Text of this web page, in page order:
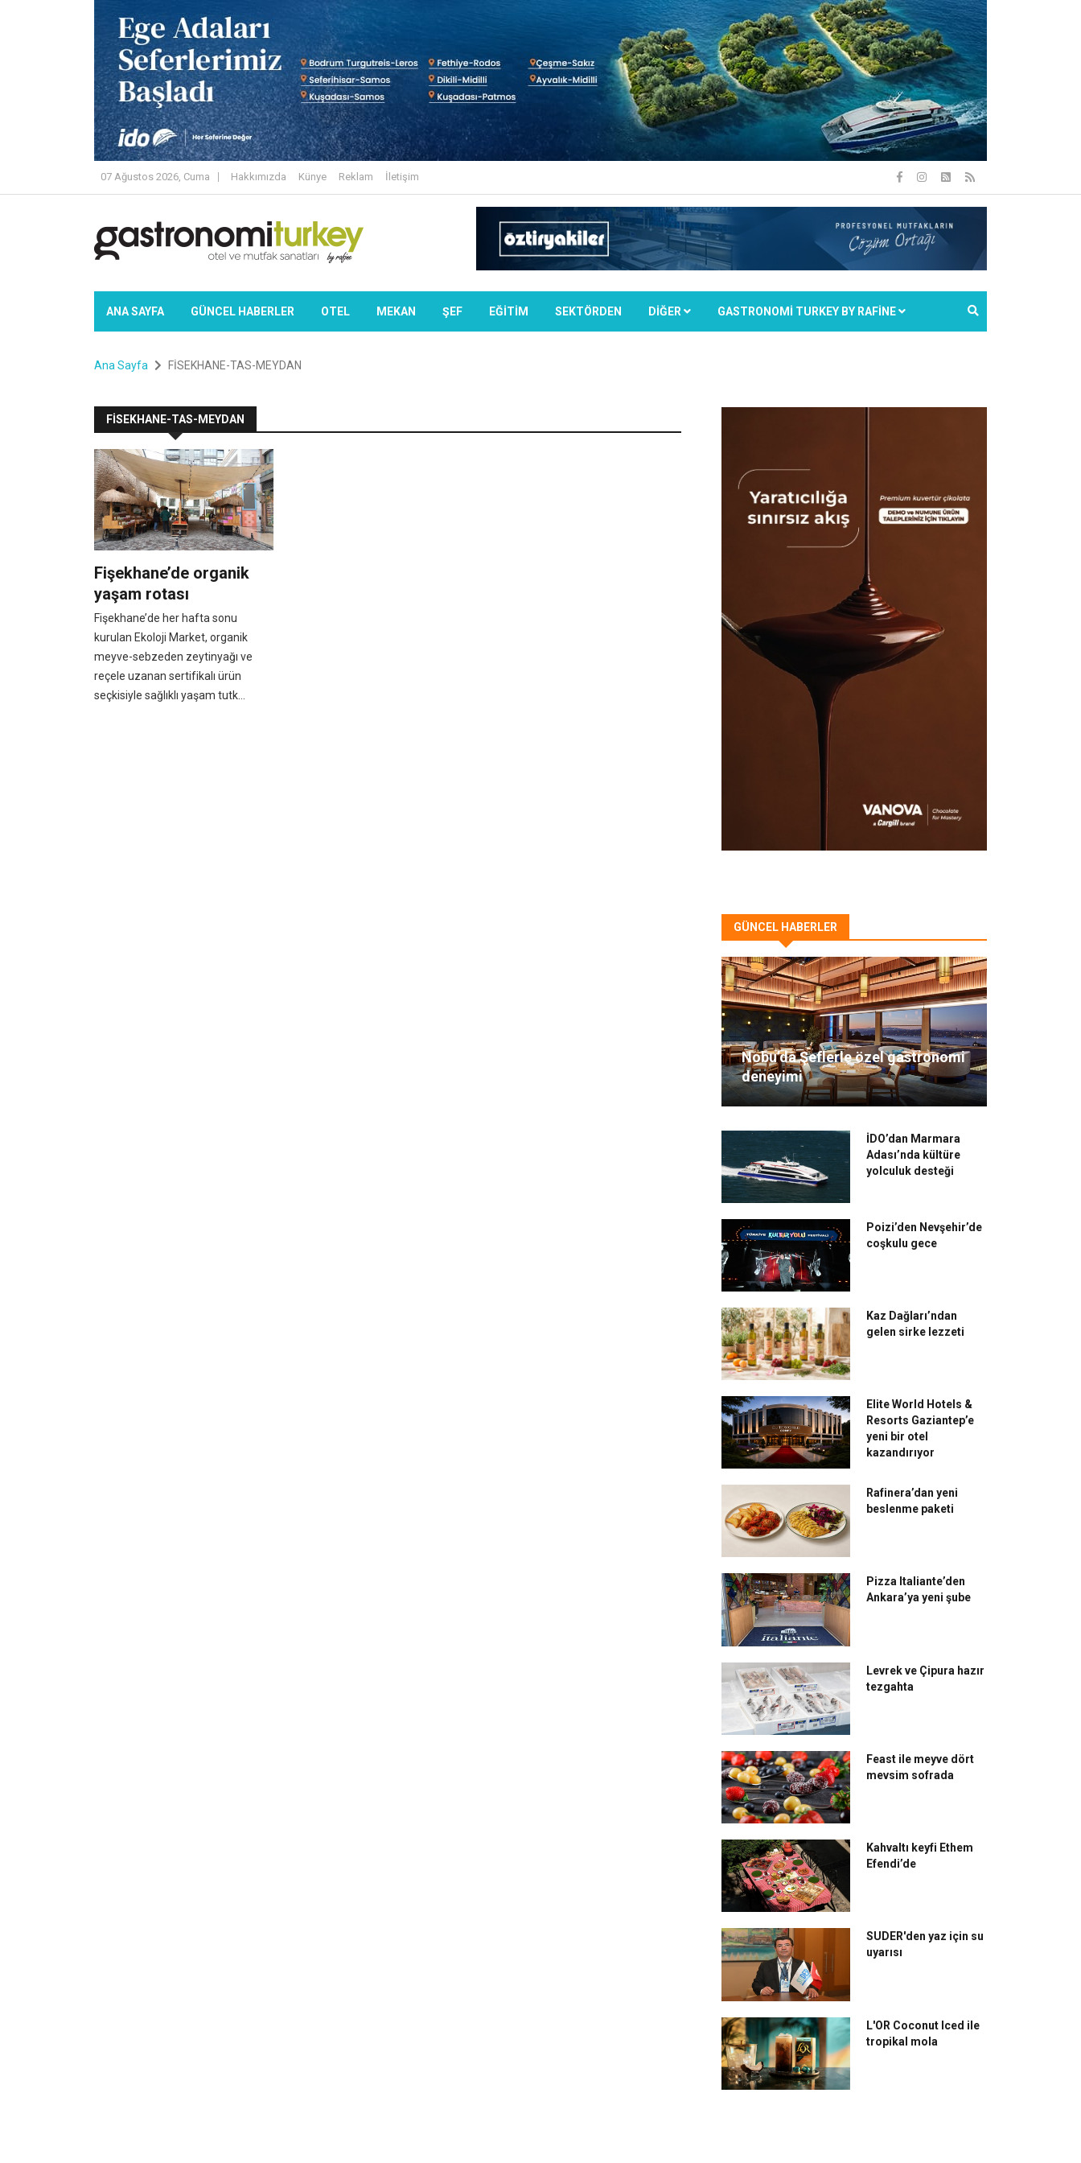
07 Ağustos 2026, Cuma Hakkımızda Künye Reklam İletişim
ANA SAYFA GÜNCEL HABERLER OTEL MEKAN ŞEF EĞİTİM SEKTÖRDEN DIĞER GASTRONOMİ TURKEY BY RAFİNE
Ana Sayfa FİSEKHANE-TAS-MEYDAN
FİSEKHANE-TAS-MEYDAN
Fişekhane’de organik
yaşam rotası
Fişekhane’de her hafta sonu
kurulan Ekoloji Market, organik
meyve-sebzeden zeytinyağı ve
reçele uzanan sertifikalı ürün
seçkisiyle sağlıklı yaşam tutk...
GÜNCEL HABERLER
Nobu’da Şeflerle özel gastronomi
deneyimi
İDO’dan Marmara
Adası’nda kültüre
yolculuk desteği
Poizi’den Nevşehir’de
coşkulu gece
Kaz Dağları’ndan
gelen sirke lezzeti
Elite World Hotels &
Resorts Gaziantep’e
yeni bir otel
kazandırıyor
Rafinera’dan yeni
beslenme paketi
Pizza Italiante’den
Ankara’ya yeni şube
Levrek ve Çipura hazır
tezgahta
Feast ile meyve dört
mevsim sofrada
Kahvaltı keyfi Ethem
Efendi’de
SUDER'den yaz için su
uyarısı
L'OR Coconut Iced ile
tropikal mola